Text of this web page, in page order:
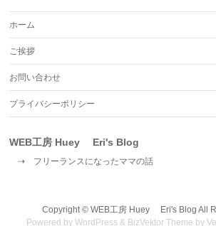
ホーム
ご挨拶
お問い合わせ
プライバシーポリシー
WEB工房 Huey Eri's Blog
⇢ フリーランスになったママの話
Copyright © WEB工房 Huey Eri's Blog All
Powered byWordPress & BizVektor Theme by